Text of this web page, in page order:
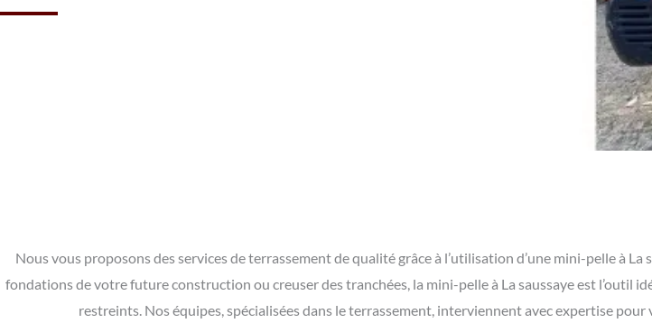
Nous vous proposons des services de terrassement de qualité grâce à l’utilisation d’une mini-pelle à
fondations de votre future construction ou creuser des tranchées, la mini-pelle à La saussaye est l’outil
restreints. Nos équipes, spécialisées dans le terrassement, interviennent avec expertise